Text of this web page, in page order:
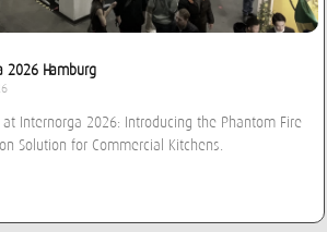
2026 Hamburg
at Internorga 2026: Introducing the Phantom Fire
Solution for Commercial Kitchens.